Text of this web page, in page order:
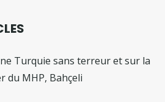
Turquie sans terreur et sur la
du MHP, Bahçeli